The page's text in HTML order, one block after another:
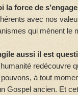
la force de
avec nos
qui mènent le
aussi il est
redécouvre
à tout
Gospel ancien. Et